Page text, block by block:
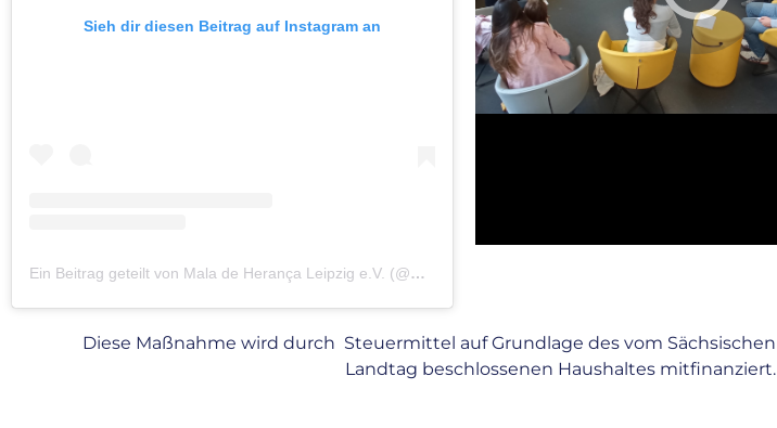
Sieh dir diesen Beitrag auf Instagram an
Ein Beitrag geteilt von Mala de Herança Leipzig e.V. (@maladeheranca_leipzig)
Diese Maßnahme wird durch Steuermittel auf Grundlage des vom Sächsischen
Landtag beschlossenen Haushaltes mitfinanziert.